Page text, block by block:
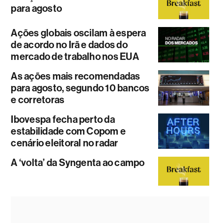
para agosto
Ações globais oscilam à espera
de acordo no Irã e dados do
mercado de trabalho nos EUA
As ações mais recomendadas
para agosto, segundo 10 bancos
e corretoras
Ibovespa fecha perto da
estabilidade com Copom e
cenário eleitoral no radar
A ‘volta’ da Syngenta ao campo